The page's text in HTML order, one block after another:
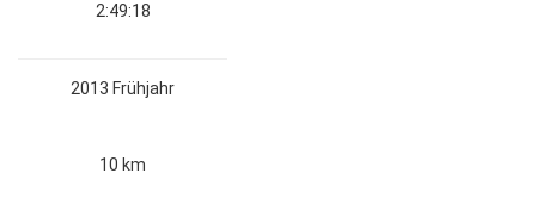
2:49:18
2013 Frühjahr
10 km